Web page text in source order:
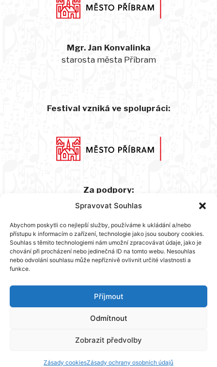
Spravovat Souhlas
Abychom poskytli co nejlepší služby, používáme k ukládání a/nebo
přístupu k informacím o zařízení, technologie jako jsou soubory cookies.
Souhlas s těmito technologiemi nám umožní zpracovávat údaje, jako je
chování při procházení nebo jedinečná ID na tomto webu. Nesouhlas
nebo odvolání souhlasu může nepříznivě ovlivnit určité vlastnosti a
funkce.
Příjmout
Odmítnout
Zobrazit předvolby
Zásady cookiesZásady ochrany osobních údajů
Mgr. Jan Konvalinka
starosta města Příbram
Festival vzniká ve spolupráci:
Za podpory: